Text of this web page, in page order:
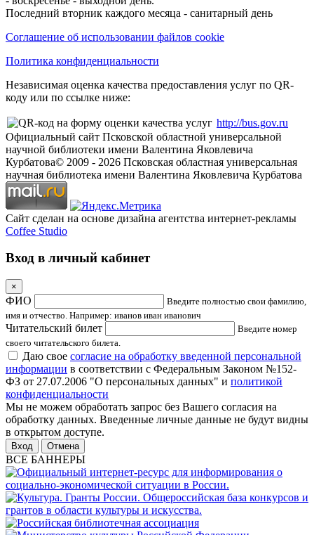
Последний вторник каждого месяца - санитарный день
Соглашение об использовании файлов cookie
Политика конфиденциальности
Независимая оценка качества предоставления услуг по QR-
коду или по ссылке ниже:
http://bus.gov.ru
Официальный сайт Псковской областной универсальной
научной библиотеки имени Валентина Яковлевича
Курбатова© 2009 - 2026 Псковская областная универсальная
научная библиотека имени Валентина Яковлевича Курбатова
Сайт сделан на основе дизайна агентства интернет-рекламы
Coffee Studio
Вход в личный кабинет
×
ФИО
Введите полностью свои фамилию,
имя и отчество. Например: иванов иван иванович
Читательский билет
Введите номер
своего читательского билета.
Даю свое согласие на обработку введенной персональной
информации в соответствии с Федеральным Законом №152-
ФЗ от 27.07.2006 "О персональных данных" и политикой
конфиденциальности
Мы не можем обработать запрос без Вашего согласия на
обработку данных. Введенные личные данные не будут видны
в открытом доступе.
Отмена
ВСЕ БАННЕРЫ